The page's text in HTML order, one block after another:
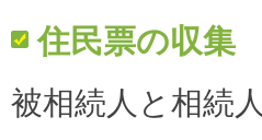
住民票の収集
被相続人と相続